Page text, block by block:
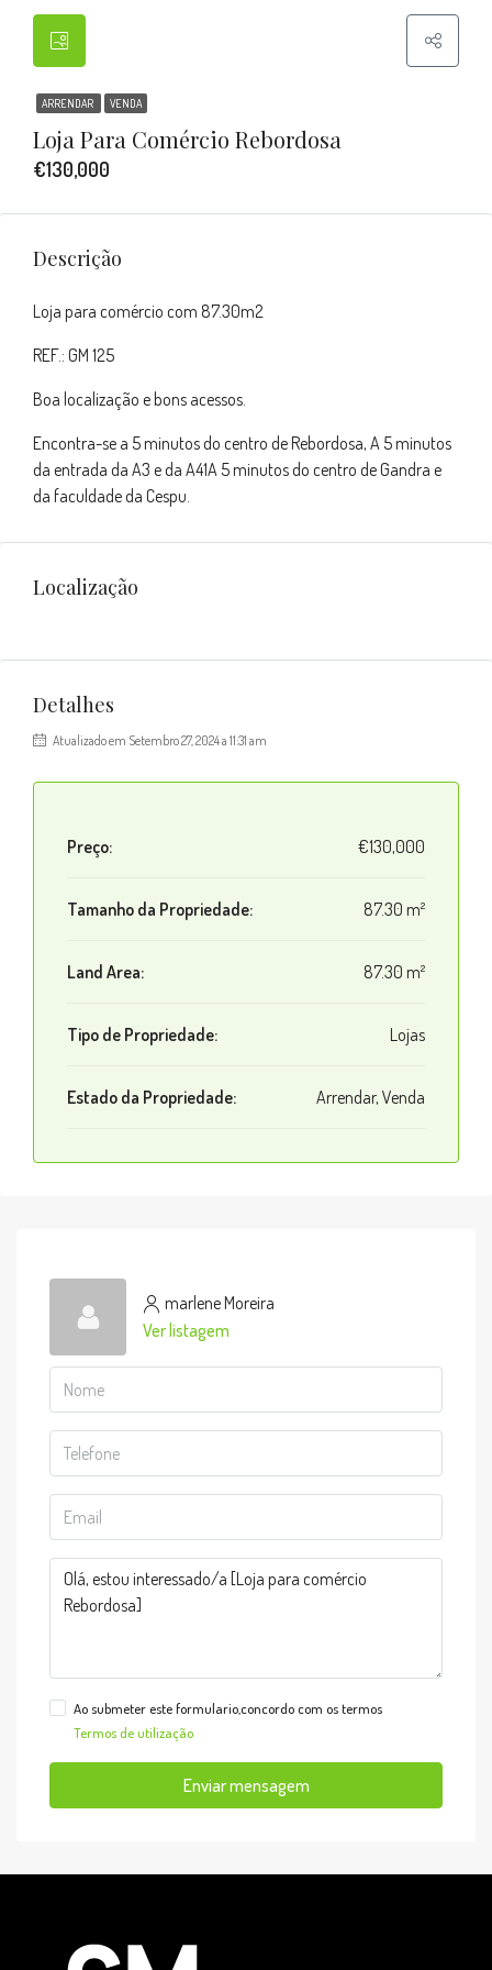
ARRENDAR VENDA
Loja Para Comércio Rebordosa
€130,000
Descrição
Loja para comércio com 87.30m2
REF.: GM 125
Boa localização e bons acessos.
Encontra-se a 5 minutos do centro de Rebordosa, A 5 minutos
da entrada da A3 e da A41A 5 minutos do centro de Gandra e
da faculdade da Cespu.
Localização
Detalhes
Atualizado em Setembro 27, 2024 a 11:31 am
Preço: €130,000
Tamanho da Propriedade: 87.30 m²
Land Area: 87.30 m²
Tipo de Propriedade: Lojas
Estado da Propriedade: Arrendar, Venda
marlene Moreira
Ver listagem
Ao submeter este formulario,concordo com os termos
Termos de utilização
Enviar mensagem